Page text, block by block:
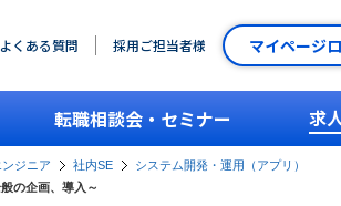
よくある質問 採用ご担当者様 マイページ
転職相談会・セミナー 求
ジニア 社内SE
システム開発・運用（アプリ）
の企画、導入～